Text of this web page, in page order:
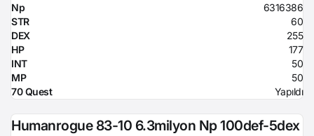
Np
6316386
STR
60
DEX
255
HP
177
INT
50
MP
50
70 Quest
Yapıldı
Humanrogue 83-10 6.3milyon Np 100def-5dex